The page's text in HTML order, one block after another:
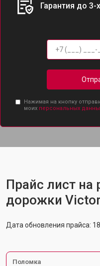
Гарантия до 3-
Нажимая на кнопку
моих персональных
Прайс лист на
дорожки
Дата обновления прайса:
Поломка